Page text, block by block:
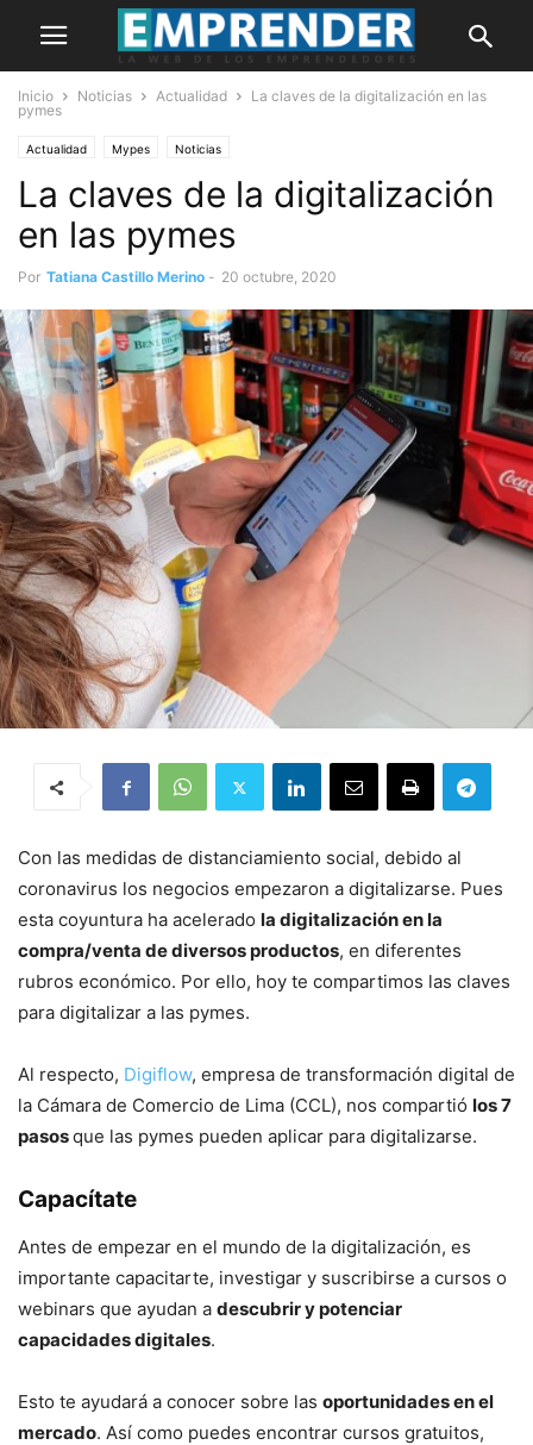
Inicio Noticias Actualidad
La claves de la digitalización en las
pymes
Actualidad Mypes Noticias
La claves de la digitalización
en las pymes
Por Tatiana Castillo Merino - 20 octubre, 2020
Con las medidas de distanciamiento social, debido al
coronavirus los negocios empezaron a digitalizarse. Pues
esta coyuntura ha acelerado la digitalización en la
compra/venta de diversos productos, en diferentes
rubros económico. Por ello, hoy te compartimos las claves
para digitalizar a las pymes.
Al respecto, Digiflow, empresa de transformación digital de
la Cámara de Comercio de Lima (CCL), nos compartió los 7
pasosque las pymes pueden aplicar para digitalizarse.
Capacítate
Antes de empezar en el mundo de la digitalización, es
importante capacitarte, investigar y suscribirse a cursos o
webinars que ayudan a descubrir y potenciar
capacidades digitales.
Esto te ayudará a conocer sobre las oportunidades en el
mercado. Así como puedes encontrar cursos gratuitos,